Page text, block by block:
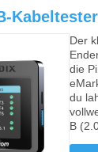
Der
die
du
B